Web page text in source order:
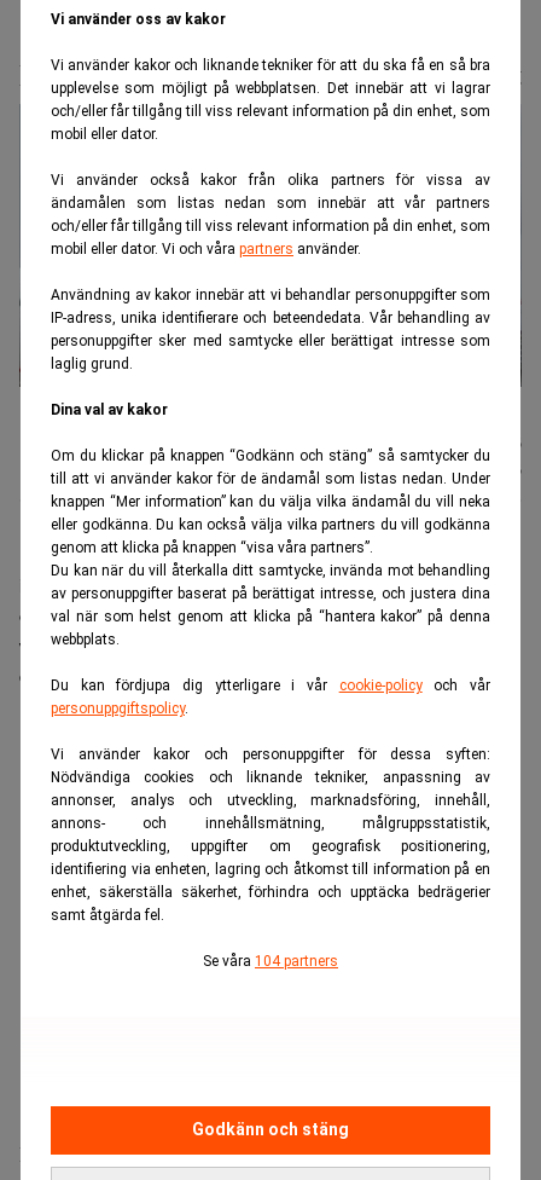
Vi använder oss av kakor
Vi använder kakor och liknande tekniker för att du ska få en så bra
upplevelse som möjligt på webbplatsen. Det innebär att vi lagrar
och/eller får tillgång till viss relevant information på din enhet, som
mobil eller dator.
Vi använder också kakor från olika partners för vissa av
ändamålen som listas nedan som innebär att vår partners
och/eller får tillgång till viss relevant information på din enhet, som
mobil eller dator. Vi och våra partners använder.
Användning av kakor innebär att vi behandlar personuppgifter som
IP-adress, unika identifierare och beteendedata. Vår behandling av
personuppgifter sker med samtycke eller berättigat intresse som
laglig grund.
Dina val av kakor
Om du klickar på knappen “Godkänn och stäng” så samtycker du
till att vi använder kakor för de ändamål som listas nedan. Under
knappen “Mer information” kan du välja vilka ändamål du vill neka
eller godkänna. Du kan också välja vilka partners du vill godkänna
genom att klicka på knappen “visa våra partners”.
Du kan när du vill återkalla ditt samtycke, invända mot behandling
av personuppgifter baserat på berättigat intresse, och justera dina
val när som helst genom att klicka på “hantera kakor” på denna
webbplats.
Du kan fördjupa dig ytterligare i vår cookie-policyoch vår
personuppgiftspolicy.
Vi använder kakor och personuppgifter för dessa syften:
Nödvändiga cookies och liknande tekniker, anpassning av
annonser, analys och utveckling, marknadsföring, innehåll,
annons- och innehållsmätning, målgruppsstatistik,
produktutveckling, uppgifter om geografisk positionering,
identifiering via enheten, lagring och åtkomst till information på en
enhet, säkerställa säkerhet, förhindra och upptäcka bedrägerier
samt åtgärda fel.
Se våra 104 partners
Godkänn och stäng
Lågprisflygbolaget redo att bli uppköpt
Easyjet kan få amerikanska ägare. Foto: Salvatore Di Nolfi/AP/TT
Nyhetsbyrån
TT
Publicerad:
06 juli 2026
Uppdaterad: 06 juli 2026
Easyjet har nått en preliminär överenskommelse med
investmentbolaget Castlelake, som har kommit med
ett nytt förslag till bud. Det innebär att Easyjet skulle
värderas till över fem miljarder pund, motsvarande
drygt 64 miljarder kronor.
ANNONS
Det brittiska lågprisflygbolaget Easyjet kan få en